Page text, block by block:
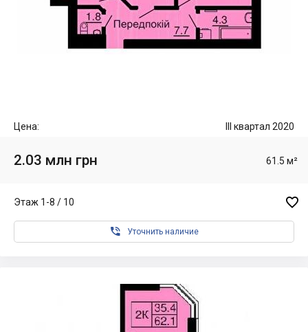
Цена: III квартал 2020
2.03 млн грн 61.5 м²
Этаж 1-8 / 10 
 Уточнить наличие